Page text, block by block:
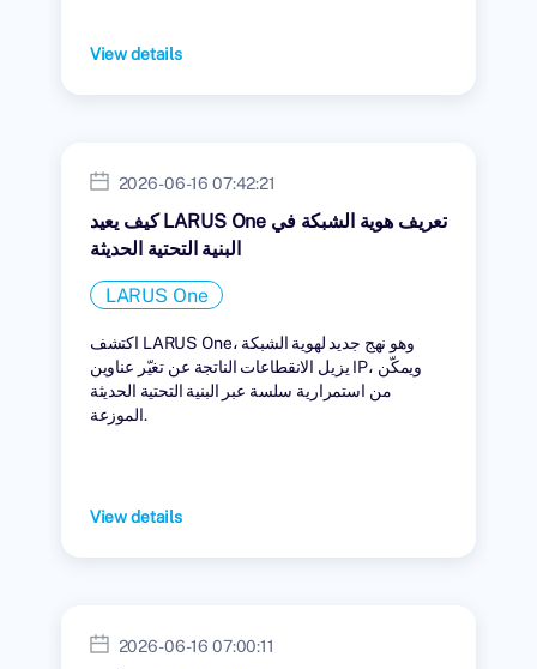
View details
2026-06-16 07:42:21
كيف يعيد LARUS One تعريف هوية الشبكة في
البنية التحتية الحديثة
LARUS One
اكتشف LARUS One، وهو نهج جديد لهوية الشبكة
يزيل الانقطاعات الناتجة عن تغيّر عناوين IP، ويمكّن
من استمرارية سلسة عبر البنية التحتية الحديثة
الموزعة.
View details
2026-06-16 07:00:11